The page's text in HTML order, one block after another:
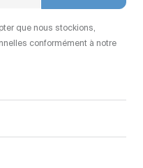
que nous stockions,
conformément à notre